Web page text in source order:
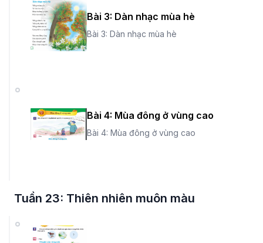
Bài 3: Dàn nhạc mùa hè
Bài 3: Dàn nhạc mùa hè
Bài 4: Mùa đông ở vùng cao
Bài 4: Mùa đông ở vùng cao
Tuần 23: Thiên nhiên muôn màu